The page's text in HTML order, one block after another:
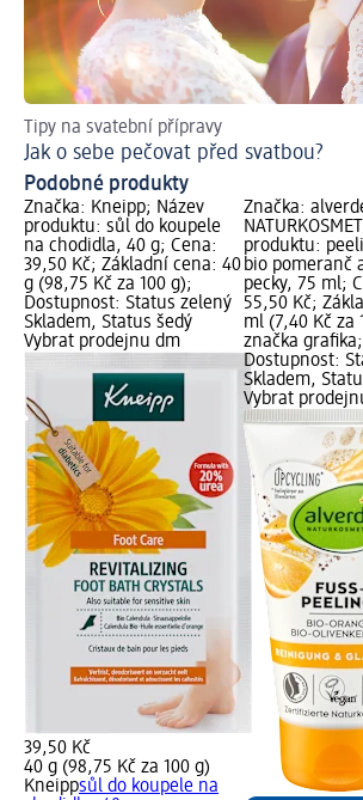
Tipy na svatební přípravy
Jak o sebe pečovat před svatbou?
Podobné produkty
Značka: Kneipp; Název
produktu: sůl do koupele
na chodidla, 40 g; Cena:
39,50 Kč; Základní cena: 40
g (98,75 Kč za 100 g);
Dostupnost: Status zelený
Skladem, Status šedý
Vybrat prodejnu dm
39,50 Kč
40 g (98,75 Kč za 100 g)
Kneippsůl do koupele na
Značka:
produktu:
bio pomeranč
pecky, 75 ml;
55,50 Kč;
ml (7,40 Kč za
značka grafika;
Dostupnost:
Skladem,
Vybrat